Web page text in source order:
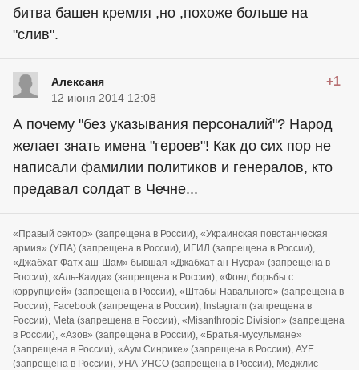
битва башен кремля ,но ,похоже больше на
"слив".
Алексаня +1
12 июня 2014 12:08
А почему "без указывания персоналий"? Народ
желает знать имена "героев"! Как до сих пор не
написали фамилии политиков и генералов, кто
предавал солдат в Чечне...
«Правый сектор» (запрещена в России), «Украинская повстанческая
армия» (УПА) (запрещена в России), ИГИЛ (запрещена в России),
«Джабхат Фатх аш-Шам» бывшая «Джабхат ан-Нусра» (запрещена в
России), «Аль-Каида» (запрещена в России), «Фонд борьбы с
коррупцией» (запрещена в России), «Штабы Навального» (запрещена в
России), Facebook (запрещена в России), Instagram (запрещена в
России), Meta (запрещена в России), «Misanthropic Division» (запрещена
в России), «Азов» (запрещена в России), «Братья-мусульмане»
(запрещена в России), «Аум Синрике» (запрещена в России), АУЕ
(запрещена в России), УНА-УНСО (запрещена в России), Меджлис